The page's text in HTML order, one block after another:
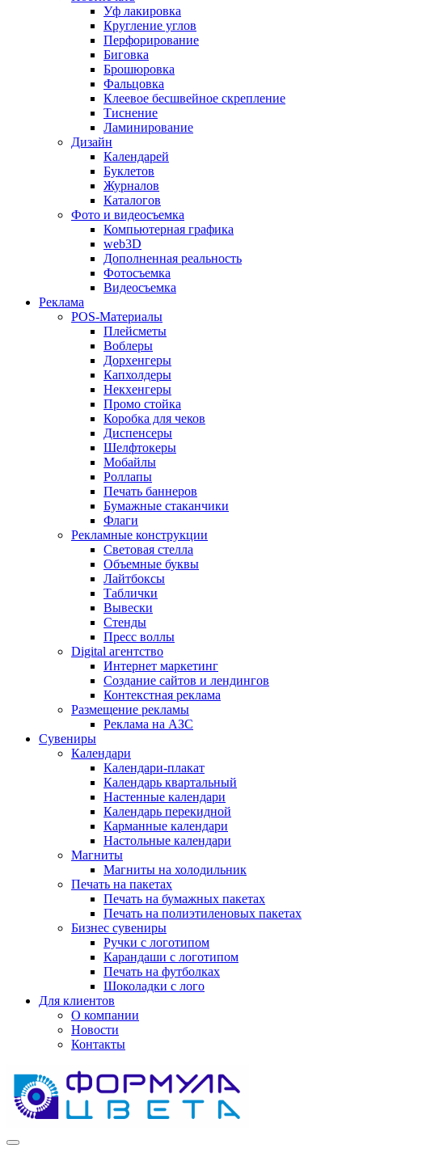
Уф лакировка
Кругление углов
Перфорирование
Биговка
Брошюровка
Фальцовка
Клеевое бесшвейное скрепление
Тиснение
Ламинирование
Дизайн
Календарей
Буклетов
Журналов
Каталогов
Фото и видеосъемка
Компьютерная графика
web3D
Дополненная реальность
Фотосъемка
Видеосъемка
Реклама
POS-Материалы
Плейсметы
Воблеры
Дорхенгеры
Капхолдеры
Некхенгеры
Промо стойка
Коробка для чеков
Диспенсеры
Шелфтокеры
Мобайлы
Роллапы
Печать баннеров
Бумажные стаканчики
Флаги
Рекламные конструкции
Световая стелла
Объемные буквы
Лайтбоксы
Таблички
Вывески
Стенды
Пресс воллы
Digital агентство
Интернет маркетинг
Создание сайтов и лендингов
Контекстная реклама
Размещение рекламы
Реклама на АЗС
Сувениры
Календари
Календари-плакат
Календарь квартальный
Настенные календари
Календарь перекидной
Карманные календари
Настольные календари
Магниты
Магниты на холодильник
Печать на пакетах
Печать на бумажных пакетах
Печать на полиэтиленовых пакетах
Бизнес сувениры
Ручки с логотипом
Карандаши с логотипом
Печать на футболках
Шоколадки с лого
Для клиентов
О компании
Новости
Контакты